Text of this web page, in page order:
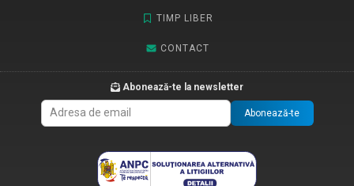
TIMP LIBER
CONTACT
Abonează-te la newsletter
Abonează-te